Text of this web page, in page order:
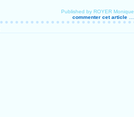
Published by ROYER Monique
commenter cet article